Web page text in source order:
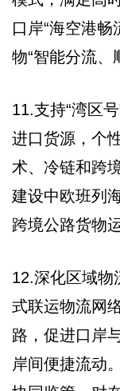
口岸“海空港
物“智能分流、
11.支持“湾区
进口货源，个
术、冷链和跨
建设中欧班列
跨境公路货物
12.深化区域物
式联运物流网
路，促进口岸
岸间便捷流动